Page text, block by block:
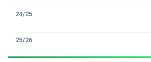
24/25
25/26